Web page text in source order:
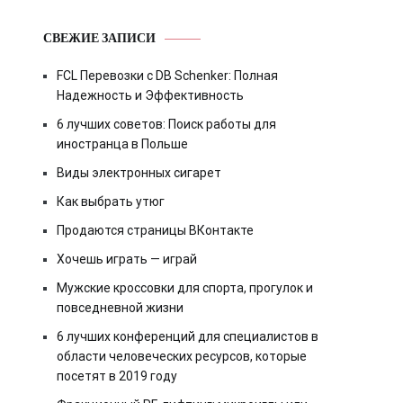
СВЕЖИЕ ЗАПИСИ
FCL Перевозки с DB Schenker: Полная
Надежность и Эффективность
6 лучших советов: Поиск работы для
иностранца в Польше
Виды электронных сигарет
Как выбрать утюг
Продаются страницы ВКонтакте
Хочешь играть — играй
Мужские кроссовки для спорта, прогулок и
повседневной жизни
6 лучших конференций для специалистов в
области человеческих ресурсов, которые
посетят в 2019 году